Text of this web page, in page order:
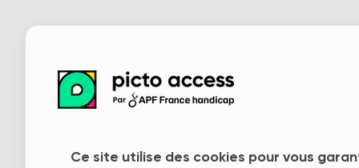
Ce site utilise des cookies pour vous